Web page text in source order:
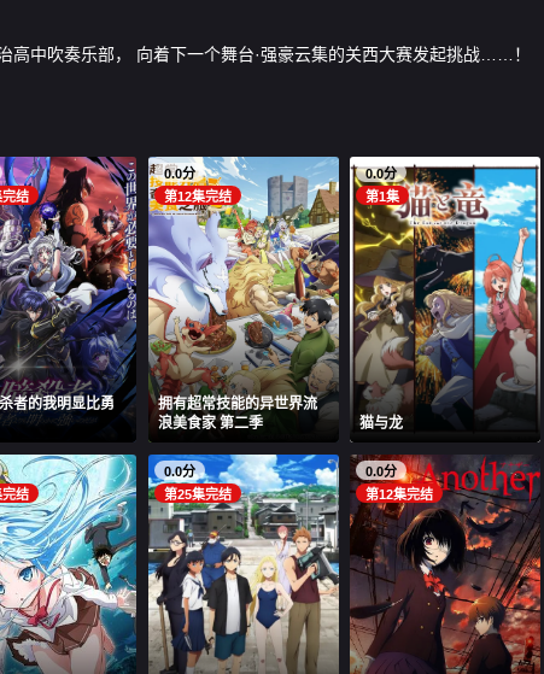
中吹奏乐部， 向着下一个舞台·强豪云集的关西大赛发起挑战……！
完结
者的我明显比勇
0.0分
第12集完结
拥有超常技能的异世界流
浪美食家 第二季
0.0分
第1集
猫与龙
完结
0.0分
第25集完结
0.0分
第12集完结